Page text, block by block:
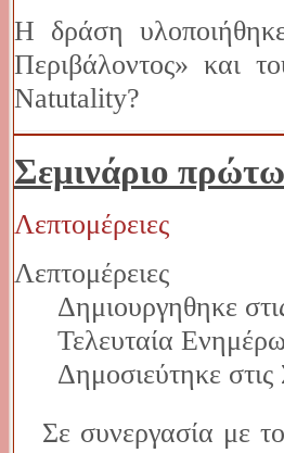
Η δράση
Περιβάλοντος» και
Natutality?
Σεμινάριο
Λεπτομέρειες
Λεπτομέρειες
Δημιουργηθηκε
Τελευταία
Δημοσιεύτηκε
Σε συνεργασία με